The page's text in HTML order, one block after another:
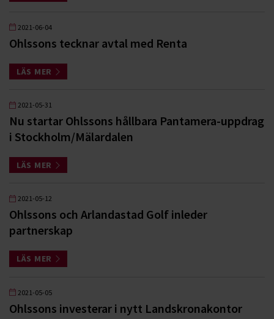
2021-06-04
Ohlssons tecknar avtal med Renta
LÄS MER
2021-05-31
Nu startar Ohlssons hållbara Pantamera-uppdrag
i Stockholm/Mälardalen
LÄS MER
2021-05-12
Ohlssons och Arlandastad Golf inleder
partnerskap
LÄS MER
2021-05-05
Ohlssons investerar i nytt Landskronakontor